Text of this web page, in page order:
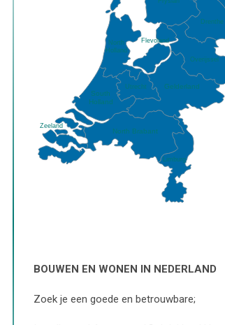
Drenthe
Flevoland
Gelderland
Limburg
North Brabant
North
Holland
Overijssel
South
Holland
Utrecht
Zeeland
BOUWEN EN WONEN IN NEDERLAND
Zoek je een goede en betrouwbare;